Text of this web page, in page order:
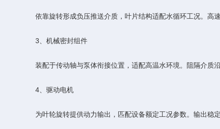
依靠旋转形成负压推送介质，叶片结构适配水循环工况。高
3、机械密封组件
装配于传动轴与泵体衔接位置，适配高温水环境。阻隔介质
4、驱动电机
为叶轮旋转提供动力输出，匹配设备额定工况参数。输出稳